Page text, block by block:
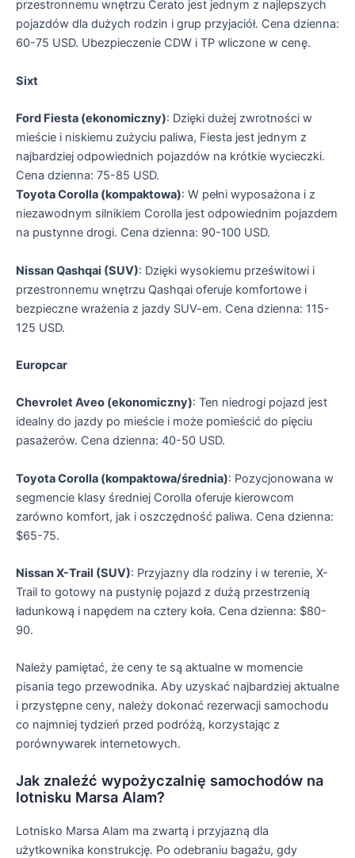
przestronnemu wnętrzu Cerato jest jednym z najlepszych
pojazdów dla dużych rodzin i grup przyjaciół. Cena dzienna:
60-75 USD. Ubezpieczenie CDW i TP wliczone w cenę.
Sixt
Ford Fiesta (ekonomiczny): Dzięki dużej zwrotności w
mieście i niskiemu zużyciu paliwa, Fiesta jest jednym z
najbardziej odpowiednich pojazdów na krótkie wycieczki.
Cena dzienna: 75-85 USD.
Toyota Corolla (kompaktowa): W pełni wyposażona i z
niezawodnym silnikiem Corolla jest odpowiednim pojazdem
na pustynne drogi. Cena dzienna: 90-100 USD.
Nissan Qashqai (SUV): Dzięki wysokiemu prześwitowi i
przestronnemu wnętrzu Qashqai oferuje komfortowe i
bezpieczne wrażenia z jazdy SUV-em. Cena dzienna: 115-
125 USD.
Europcar
Chevrolet Aveo (ekonomiczny): Ten niedrogi pojazd jest
idealny do jazdy po mieście i może pomieścić do pięciu
pasażerów. Cena dzienna: 40-50 USD.
Toyota Corolla (kompaktowa/średnia): Pozycjonowana w
segmencie klasy średniej Corolla oferuje kierowcom
zarówno komfort, jak i oszczędność paliwa. Cena dzienna:
$65-75.
Nissan X-Trail (SUV): Przyjazny dla rodziny i w terenie, X-
Trail to gotowy na pustynię pojazd z dużą przestrzenią
ładunkową i napędem na cztery koła. Cena dzienna: $80-
90.
Należy pamiętać, że ceny te są aktualne w momencie
pisania tego przewodnika. Aby uzyskać najbardziej aktualne
i przystępne ceny, należy dokonać rezerwacji samochodu
co najmniej tydzień przed podróżą, korzystając z
porównywarek internetowych.
Jak znaleźć wypożyczalnię samochodów na
lotnisku Marsa Alam?
Lotnisko Marsa Alam ma zwartą i przyjazną dla
użytkownika konstrukcję. Po odebraniu bagażu, gdy